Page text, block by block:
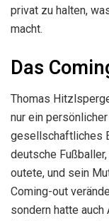
privat zu halten,
macht.
Das
Thomas
nur ein
gesellschaftliches
deutsche
outete, und sein
Coming-out
sondern hatte auch